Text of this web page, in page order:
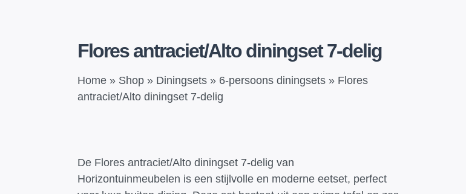
Flores antraciet/Alto diningset 7-delig
Home » Shop » Diningsets » 6-persoons diningsets » Flores
antraciet/Alto diningset 7-delig
De Flores antraciet/Alto diningset 7-delig van
Horizontuinmeubelen is een stijlvolle en moderne eetset, perfect